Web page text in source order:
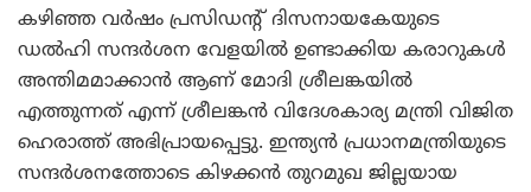
കഴിഞ്ഞ വർഷം പ്രസിഡന്റ് ദിസനായകേയുടെ
ഡൽഹി സന്ദർശന വേളയിൽ ഉണ്ടാക്കിയ കരാറുകൾ
അന്തിമമാക്കാൻ ആണ് മോദി ശ്രീലങ്കയിൽ
എത്തുന്നത് എന്ന് ശ്രീലങ്കൻ വിദേശകാര്യ മന്ത്രി വിജിത
ഹെരാത്ത് അഭിപ്രായപ്പെട്ടു. ഇന്ത്യൻ പ്രധാനമന്ത്രിയുടെ
സന്ദർശനത്തോടെ കിഴക്കൻ തുറമുഖ ജില്ലയായ